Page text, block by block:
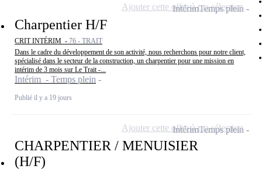
Charpentier H/F
CRIT INTÉRIM - 76 - TRAIT
Dans le cadre du développement de son activité, nous recherchons pour notre client,
spécialisé dans le secteur de la construction, un charpentier pour une mission en
intérim de 3 mois sur Le Trait -...
Intérim - Temps plein
Publié il y a 19 jours
IntérimTemps plein
Ajouter cette offre à ma sélection
CHARPENTIER / MENUISIER
(H/F)
IntérimTemps plein
Ajouter cette offre à ma sélection